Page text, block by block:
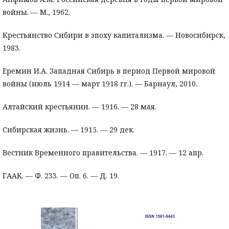
войны. — М., 1962.
Крестьянство Сибири в эпоху капитализма. — Новосибирск,
1983.
Еремин И.А. Западная Сибирь в период Первой мировой
войны (июль 1914 — март 1918 гг.). — Барнаул, 2010.
Алтайский крестьянин. — 1916. — 28 мая.
Сибирская жизнь. — 1915. — 29 дек.
Вестник Временного правительства. — 1917. — 12 апр.
ГААК. — Ф. 233. — Оп. 6. — Д. 19.